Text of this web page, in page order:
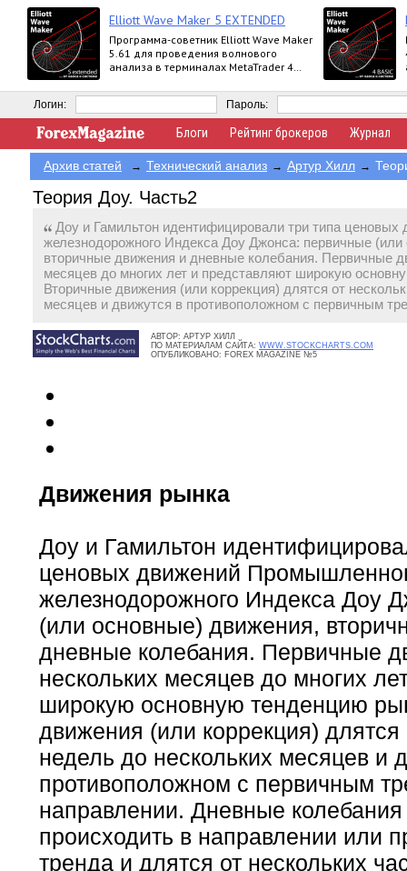
Elliott Wave Maker 5 EXTENDED
Программа-советник Elliott Wave Maker
5.61 для проведения волнового
анализа в терминалах MetaTrader 4
Extended
Логин: Пароль:
Блоги Рейтинг брокеров Журнал
Архив статей → Технический анализ → Артур Хилл →
Теория Доу. Часть2
Доу и Гамильтон идентифицировали три типа
железнодорожного Индекса Доу Джонса: первичные
вторичные движения и дневные колебания. Первичные
месяцев до многих лет и представляют широкую
Вторичные движения (или коррекция) длятся от
месяцев и движутся в противоположном с первичным
АВТОР: АРТУР ХИЛЛ
ПО МАТЕРИАЛАМ САЙТА: WWW.STOCKCHARTS.COM
ОПУБЛИКОВАНО: FOREX MAGAZINE №5
Движения рынка
Доу и Гамильтон
ценовых движений
железнодорожного Индекса Доу
(или основные) движения,
дневные колебания. Первичные
нескольких месяцев до многих
широкую основную тенденцию
движения (или коррекция) длятся
недель до нескольких месяцев и
противоположном с первичным
направлении. Дневные колебания
происходить в направлении или
тренда и длятся от нескольких